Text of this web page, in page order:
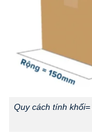
Quy cách tính